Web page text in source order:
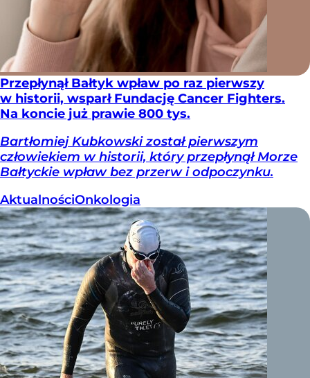
Przepłynął Bałtyk wpław po raz pierwszy
w historii, wsparł Fundację Cancer Fighters.
Na koncie już prawie 800 tys.
Bartłomiej Kubkowski został pierwszym
człowiekiem w historii, który przepłynął Morze
Bałtyckie wpław bez przerw i odpoczynku.
AktualnościOnkologia